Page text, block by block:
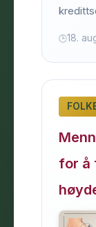
18.
for å